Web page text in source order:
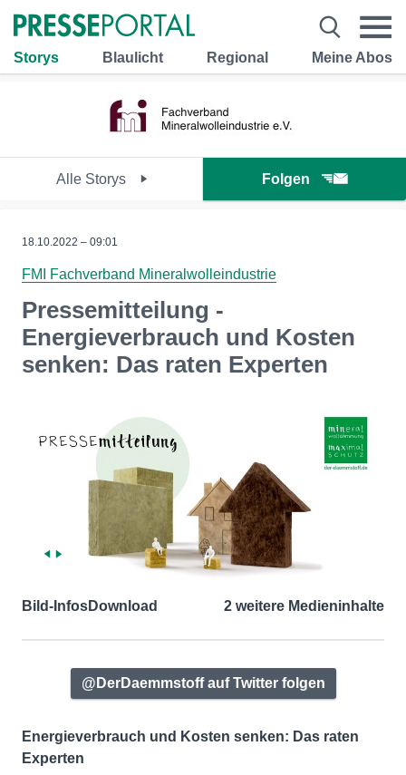
Storys Blaulicht Regional Meine Abos
Alle Storys Folgen
18.10.2022 – 09:01
FMI Fachverband Mineralwolleindustrie
Pressemitteilung -
Energieverbrauch und Kosten
senken: Das raten Experten
Bild-InfosDownload 2 weitere Medieninhalte
@DerDaemmstoff auf Twitter folgen
Energieverbrauch und Kosten senken: Das raten
Experten